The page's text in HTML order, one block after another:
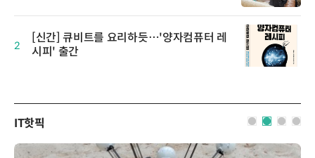
2
[신간] 큐비트를 요리하듯…'양자컴퓨터 레
시피' 출간
IT핫픽